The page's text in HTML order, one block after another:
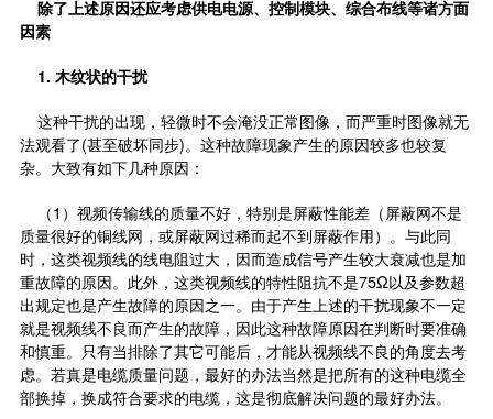
除了上述原因还应考虑供电电源、控制模块、综合布线等诸方面
因素
1. 木纹状的干扰
这种干扰的出现，轻微时不会淹没正常图像，而严重时图像就无
法观看了(甚至破坏同步)。这种故障现象产生的原因较多也较复
杂。大致有如下几种原因：
（1）视频传输线的质量不好，特别是屏蔽性能差（屏蔽网不是
质量很好的铜线网，或屏蔽网过稀而起不到屏蔽作用）。与此同
时，这类视频线的线电阻过大，因而造成信号产生较大衰减也是加
重故障的原因。此外，这类视频线的特性阻抗不是75Ω以及参数超
出规定也是产生故障的原因之一。由于产生上述的干扰现象不一定
就是视频线不良而产生的故障，因此这种故障原因在判断时要准确
和慎重。只有当排除了其它可能后，才能从视频线不良的角度去考
虑。若真是电缆质量问题，最好的办法当然是把所有的这种电缆全
部换掉，换成符合要求的电缆，这是彻底解决问题的最好办法。